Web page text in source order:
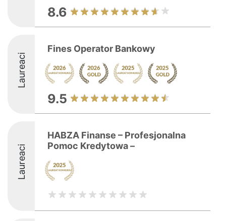
8.6
Laureaci
Fines Operator Bankowy
9.5
Laureaci
HABZA Finanse – Profesjonalna
Pomoc Kredytowa –